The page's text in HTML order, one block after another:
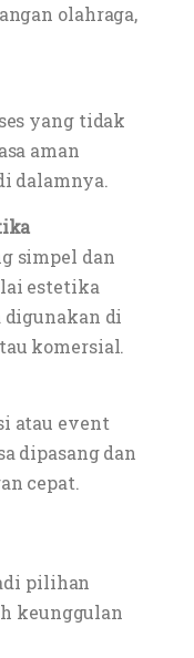
olahraga,
yang tidak
aman
dalamnya.
simpel dan
estetika
digunakan di
komersial.
atau event
dipasang dan
cepat.
pilihan
keunggulan